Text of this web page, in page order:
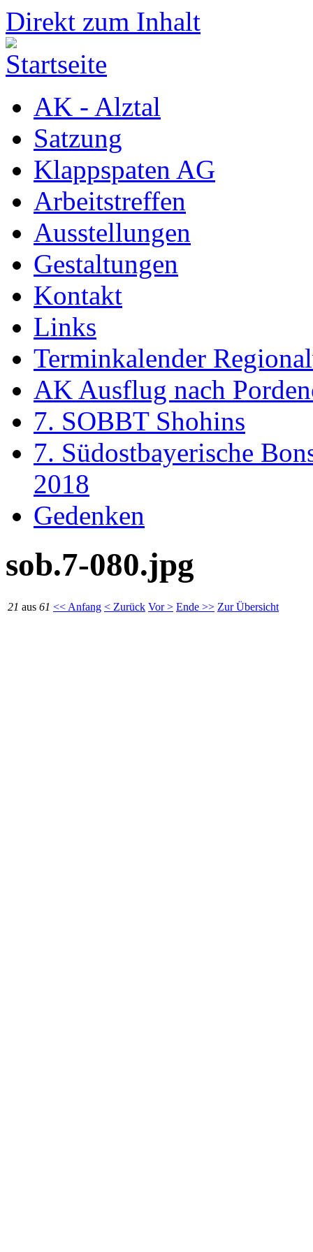
Direkt zum Inhalt
AK - Alztal
Satzung
Klappspaten AG
Arbeitstreffen
Ausstellungen
Gestaltungen
Kontakt
Links
Terminkalender
AK Ausflug nach
7. SOBBT Shohins
7. Südostbayerische
2018
Gedenken
sob.7-080.jpg
21 aus 61 << Anfang < Zurück Vor > Ende >> Zur Übersicht